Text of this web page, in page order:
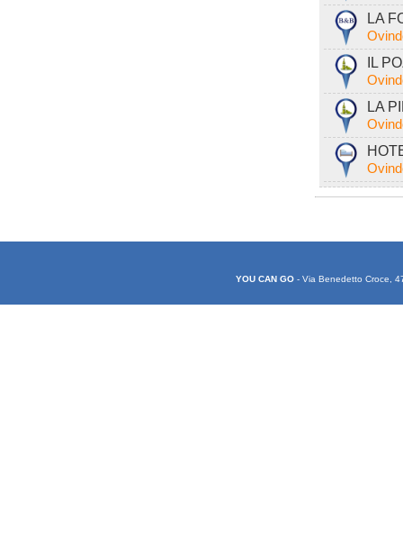
LA
IL
LA
YOU CAN GO - Via Benedetto Croce,